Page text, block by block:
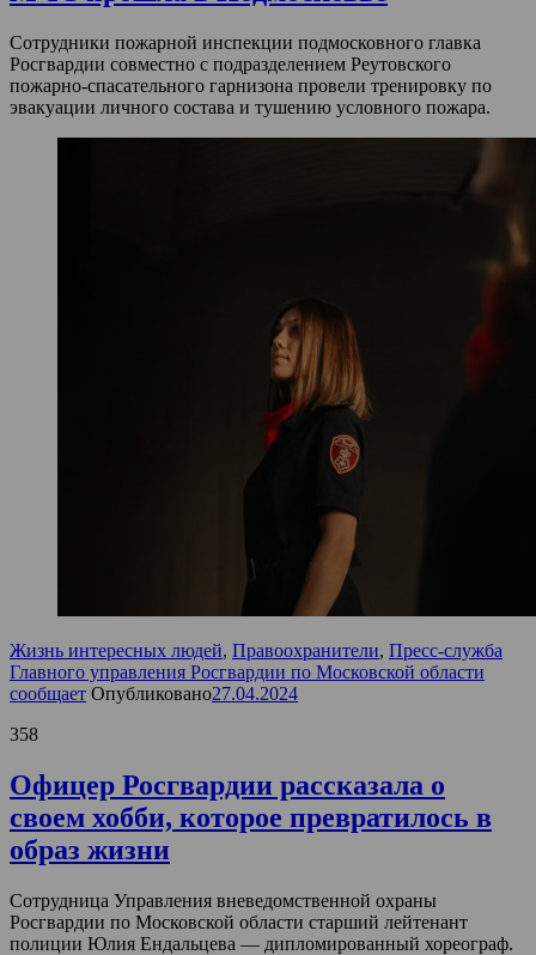
Сотрудники пожарной инспекции подмосковного главка
Росгвардии совместно с подразделением Реутовского
пожарно-спасательного гарнизона провели тренировку по
эвакуации личного состава и тушению условного пожара.
Жизнь интересных людей, Правоохранители, Пресс-служба
Главного управления Росгвардии по Московской области
сообщает Опубликовано27.04.2024
358
Офицер Росгвардии рассказала о
своем хобби, которое превратилось в
образ жизни
Сотрудница Управления вневедомственной охраны
Росгвардии по Московской области старший лейтенант
полиции Юлия Ендальцева — дипломированный хореограф.